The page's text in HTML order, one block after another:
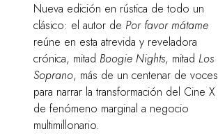
Nueva edición en rústica de todo un
clásico: el autor de Por favor mátame
reúne en esta atrevida y reveladora
crónica, mitad Boogie Nights, mitad Los
Soprano, más de un centenar de voces
para narrar la transformación del Cine X
de fenómeno marginal a negocio
multimillonario.